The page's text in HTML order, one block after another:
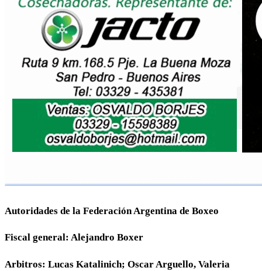
Autoridades de la Federación Argentina de Boxeo
Fiscal general: Alejandro Boxer
Arbitros: Lucas Katalinich; Oscar Arguello, Valeria